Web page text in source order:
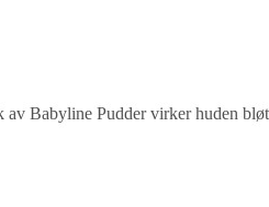
Babyline Pudder virker huden